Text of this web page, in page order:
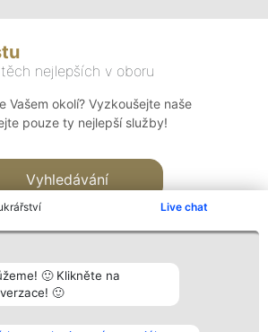
Live chat
🙂 Klikněte na
🙂
nejlepších v oboru
Vašem okolí? Vyzkoušejte naše
pouze ty nejlepší služby!
Vyhledávání
Vítězové Kontakt